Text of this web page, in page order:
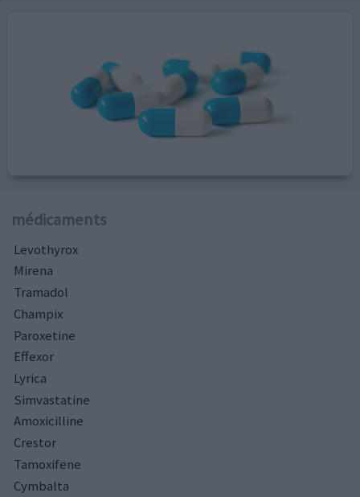
médicaments
Levothyrox
Mirena
Tramadol
Champix
Paroxetine
Effexor
Lyrica
Simvastatine
Amoxicilline
Crestor
Tamoxifene
Cymbalta